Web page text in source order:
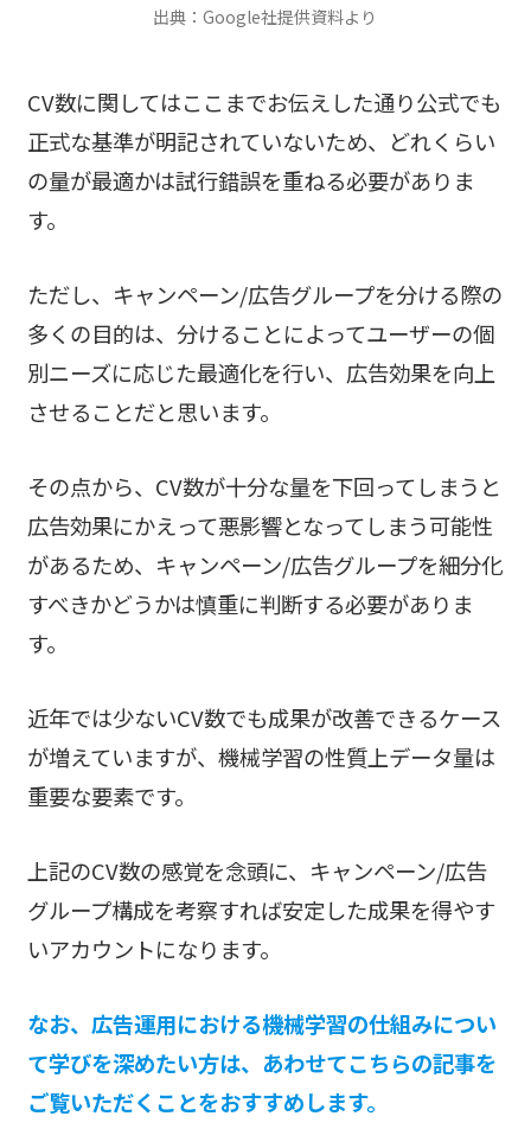
出典：Google社提供資料より
CV数に関してはここまでお伝えした通り公式でも
正式な基準が明記されていないため、どれくらい
の量が最適かは試行錯誤を重ねる必要がありま
す。
ただし、キャンペーン/広告グループを分ける際の
多くの目的は、分けることによってユーザーの個
別ニーズに応じた最適化を行い、広告効果を向上
させることだと思います。
その点から、CV数が十分な量を下回ってしまうと
広告効果にかえって悪影響となってしまう可能性
があるため、キャンペーン/広告グループを細分化
すべきかどうかは慎重に判断する必要がありま
す。
近年では少ないCV数でも成果が改善できるケース
が増えていますが、機械学習の性質上データ量は
重要な要素です。
上記のCV数の感覚を念頭に、キャンペーン/広告
グループ構成を考察すれば安定した成果を得やす
いアカウントになります。
なお、広告運用における機械学習の仕組みについ
て学びを深めたい方は、あわせてこちらの記事を
ご覧いただくことをおすすめします。